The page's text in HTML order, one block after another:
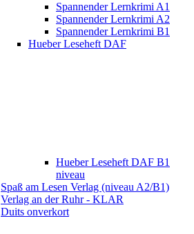
Spannender Lernkrimi A1
Spannender Lernkrimi A2
Spannender Lernkrimi B1
Hueber Leseheft DAF
Hueber Leseheft DAF B1
niveau
Spaß am Lesen Verlag (niveau A2/B1)
Verlag an der Ruhr - KLAR
Duits onverkort